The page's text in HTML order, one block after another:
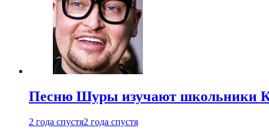
Песню Шуры изучают школьники
2 года спустя2 года спустя